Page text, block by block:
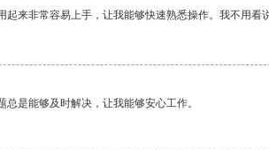
来非常容易上手，让我能够快速熟悉操作。我不用看
是能够及时解决，让我能够安心工作。